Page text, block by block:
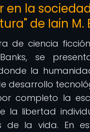
en la
de Iain M.
de ciencia
se
la
desarrollo
completo la
la libertad
de la vida. En